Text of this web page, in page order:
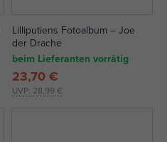
Lilliputiens Fotoalbum – Joe
der Drache
beim Lieferanten vorrätig
UVP: 28,99 €
23,70 €